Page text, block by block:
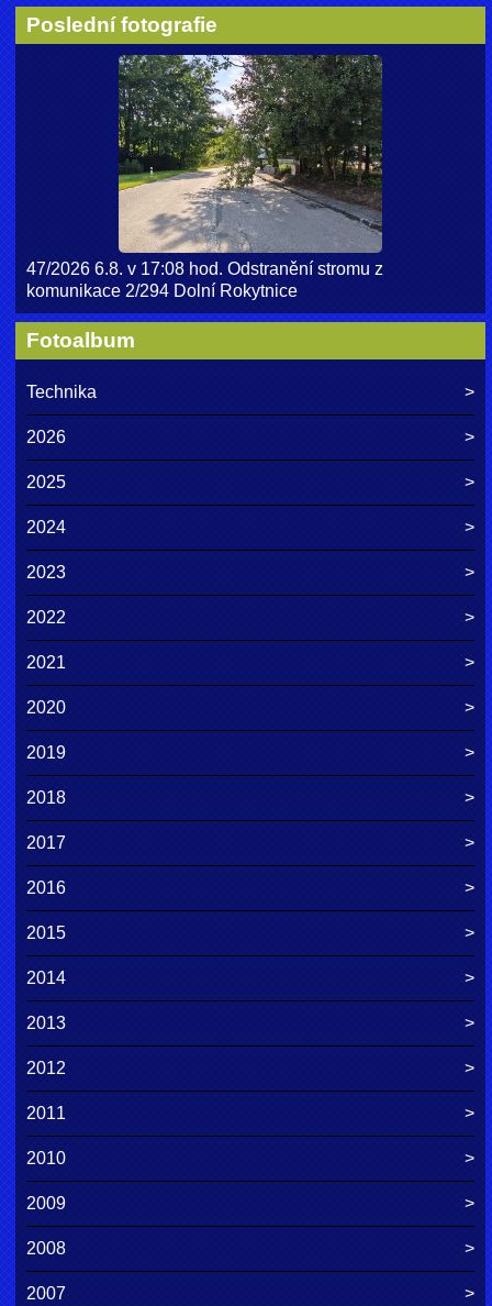
Poslední fotografie
47/2026 6.8. v 17:08 hod. Odstranění stromu z
komunikace 2/294 Dolní Rokytnice
Fotoalbum
Technika
2026
2025
2024
2023
2022
2021
2020
2019
2018
2017
2016
2015
2014
2013
2012
2011
2010
2009
2008
2007